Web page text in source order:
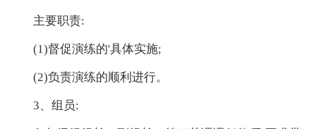
主要职责:
(1)督促演练的'具体实施;
(2)负责演练的顺利进行。
3、组员: